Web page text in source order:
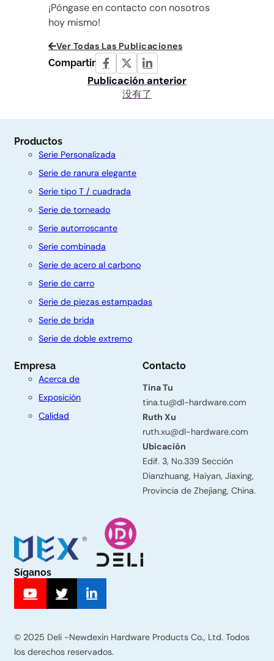
¡Póngase en contacto con nosotros
hoy mismo!
Ver Todas Las Publicaciones
Compartir
Publicación anterior
没有了
Productos
Serie Personalizada
Serie de ranura elegante
Serie tipo T / cuadrada
Serie de torneado
Serie autorroscante
Serie combinada
Serie de acero al carbono
Serie de carro
Serie de piezas estampadas
Serie de brida
Serie de doble extremo
Empresa
Acerca de
Exposición
Calidad
Contacto
Tina Tu
tina.tu@dl-hardware.com
Ruth Xu
ruth.xu@dl-hardware.com
Ubicación
Edif. 3, No.339 Sección
Dianzhuang, Haiyan, Jiaxing,
Provincia de Zhejiang, China.
Síganos
© 2025 Deli -Newdexin Hardware Products Co., Ltd. Todos
los derechos reservados.
Apellido
Correo